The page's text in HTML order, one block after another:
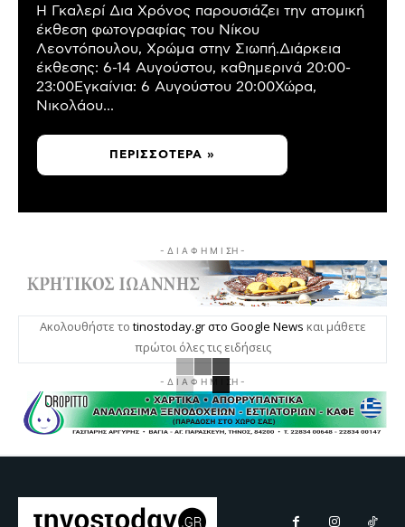
Η Γκαλερί Δια Χρόνος παρουσιάζει την ατομική
έκθεση φωτογραφίας του Νίκου
Λεοντόπουλου, Χρώμα στην Σιωπή.Διάρκεια
έκθεσης: 6-14 Αυγούστου, καθημερινά 20:00-
23:00Εγκαίνια: 6 Αυγούστου 20:00Χώρα,
Νικολάου...
ΠΕΡΙΣΣΌΤΕΡΑ »
- Δ Ι Α Φ Η Μ Ι ΣΗ -
Ακολουθήστε το tinostoday.gr στο Google News και μάθετε
πρώτοι όλες τις ειδήσεις
- Δ Ι Α Φ Η Μ Ι ΣΗ -